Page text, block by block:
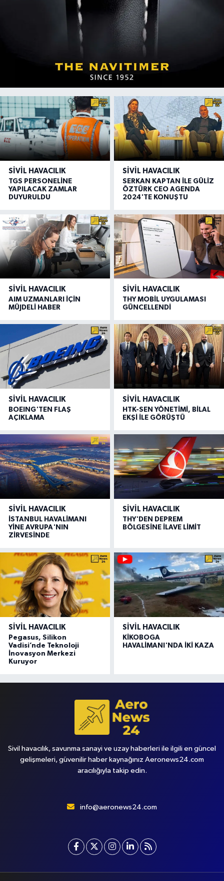
SIVIL HAVACILIK
TGS PERSONELİNE
YAPILACAK ZAMLAR
DUYURULDU
SIVIL HAVACILIK
SERKAN KAPTAN İLE GÜLİZ
ÖZTÜRK CEO AGENDA
2024'TE KONUŞTU
SIVIL HAVACILIK
AIM UZMANLARI İÇİN
MÜJDELİ HABER
SIVIL HAVACILIK
THY MOBİL UYGULAMASI
GÜNCELLENDİ
SIVIL HAVACILIK
BOEING'TEN FLAŞ
AÇIKLAMA
SIVIL HAVACILIK
HTK-SEN YÖNETİMİ, BİLAL
EKŞİ İLE GÖRÜŞTÜ
SIVIL HAVACILIK
İSTANBUL HAVALİMANI
YİNE AVRUPA'NIN
ZİRVESİNDE
SIVIL HAVACILIK
THY'DEN DEPREM
BÖLGESİNE İLAVE LİMİT
SIVIL HAVACILIK
Pegasus, Silikon
Vadisi’nde Teknoloji
İnovasyon Merkezi
Kuruyor
SIVIL HAVACILIK
KİKOBOGA
HAVALİMANI'NDA İKİ KAZA
Sivil havacılık, savunma sanayi ve uzay haberleri ile ilgili en güncel
gelişmeleri, güvenilir haber kaynağınız Aeronews24.com
aracılığıyla takip edin.
info@aeronews24.com